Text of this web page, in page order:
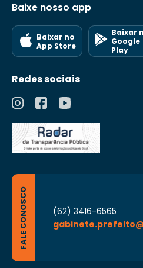
Baixe nosso app
Baixar no
App Store
Baixar
Google
Play
Redes sociais
FALE CONOSCO
(62) 3416-6565